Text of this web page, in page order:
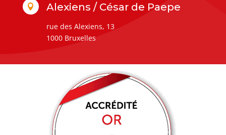
 Alexiens / César de Paepe
rue des Alexiens, 13
1000 Bruxelles